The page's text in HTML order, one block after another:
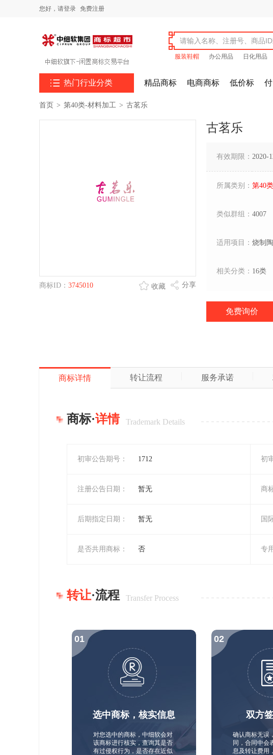
您好， 请登录 免费注册
服装鞋帽 办公用品 日化用品
 热门行业分类 精品商标 电商商标 低价标
首页 > 第40类-材料加工 > 古茗乐
商标ID： 3745010 分享
收藏
古茗乐
有效期限： 2020-
所属类别： 第40
类似群组： 4007
适用项目： 烧制
相关分类： 16类
免费询价
商标详情 转让流程 服务承诺
商标·详情 Trademark Details
初审公告期号： 1712 初
注册公告日期： 暂无 商
后期指定日期： 暂无 国
是否共用商标： 否 专
转让·流程 Transfer Process
选中商标，核实信息
对您选中的商标，中细软会对
该商标进行核实，查询其是否
有过侵权行为，是否存在近似
双方
确认商标无误
同，合同中会
息及转让费用